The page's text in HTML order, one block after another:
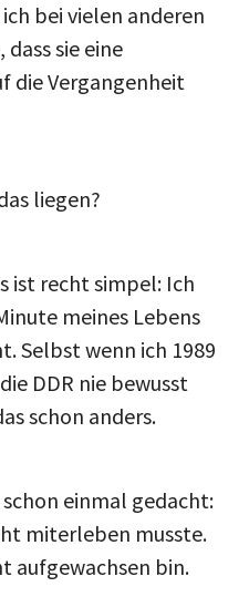
bei vielen anderen
sie eine
die Vergangenheit
liegen?
ist recht simpel: Ich
meines Lebens
Selbst wenn ich 1989
DDR nie bewusst
schon anders.
einmal gedacht:
miterleben musste.
aufgewachsen bin.